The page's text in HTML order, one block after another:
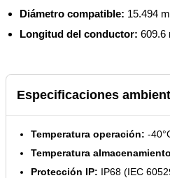
Diámetro compatible: 15.494
Longitud del conductor: 609.6
Especificaciones
Temperatura operación: -
Temperatura
Protección IP: IP68 (IEC